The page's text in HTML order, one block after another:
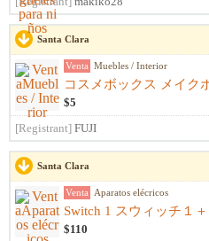
Santa Clara
Venta Muebles / Interior
コスメボックス メイク
$5
[Registrant] FUJI
Santa Clara
Venta Aparatos elécricos
Switch 1 スウィッチ１
$110